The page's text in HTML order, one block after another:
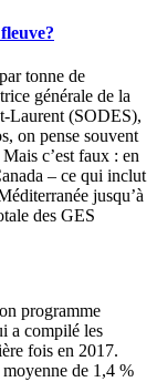
tonne de
générale de la
Laurent (SODES),
on pense souvent
c’est faux : en
– ce qui inclut
jusqu’à
des GES
programme
a compilé les
fois en 2017.
de 1,4 %